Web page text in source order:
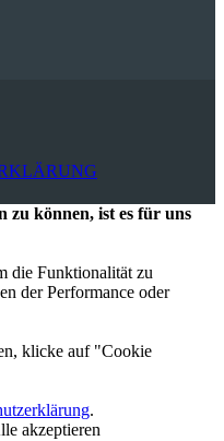
zu können, ist es für uns
die Funktionalität zu
der Performance oder
klicke auf "Cookie
.
akzeptieren